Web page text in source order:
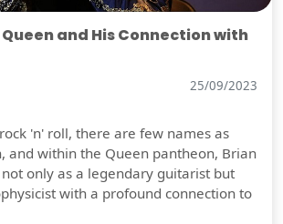
and His Connection with
25/09/2023
'n' roll, there are few names as
and within the Queen pantheon, Brian
only as a legendary guitarist but
with a profound connection to